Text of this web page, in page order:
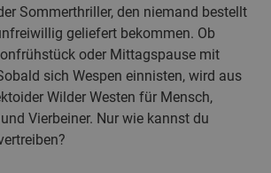
Sommerthriller, den niemand bestellt
geliefert bekommen. Ob
oder Mittagspause mit
sich Wespen einnisten, wird aus
Wilder Westen für Mensch,
Vierbeiner. Nur wie kannst du